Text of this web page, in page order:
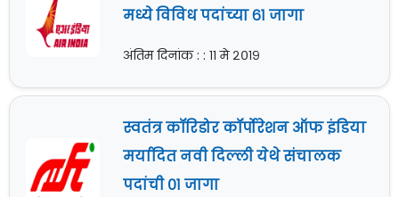
मध्ये विविध पदांच्या ६१ जागा
अंतिम दिनांक : : ११ मे २०१९
स्वतंत्र कॉरिडोर कॉर्पोरेशन ऑफ इंडिया
मर्यादित नवी दिल्ली येथे संचालक
पदांची ०१ जागा